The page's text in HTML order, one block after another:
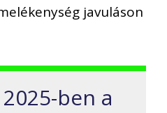
javuláson
ben a